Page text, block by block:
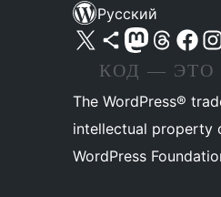
Русский
Посетите нас в X (ранее Twitter)
Посетите нашу учётную запись в Bluesky
Посетите нашу ленту в
Посетите нашу учётную запись
Посетите нашу
КОД — ЭТО
The WordPress®
intellectual property
WordPress